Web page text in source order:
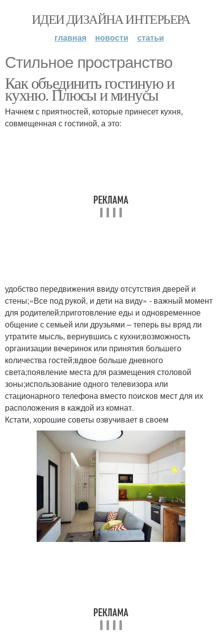
ИДЕИ ДИЗАЙНА ИНТЕРЬЕРА
главная новости статьи
Стильное пространство
Как объединить гостиную и
кухню. Плюсы и минусы
Начнем с приятностей, которые принесет кухня,
совмещенная с гостиной, а это:
удобство передвижения ввиду отсутствия дверей и
стены;«Все под рукой, и дети на виду» - важный момент
для родителей;приготовление еды и одновременное
общение с семьей или друзьями – теперь вы вряд ли
утратите мысль, вернувшись с кухни;возможность
организации вечеринок или принятия большего
количества гостей;вдвое больше дневного
света;появление места для размещения столовой
зоны;использование одного телевизора или
стационарного телефона вместо поисков мест для их
расположения в каждой из комнат.
Кстати, хорошие советы озвучивает в своем